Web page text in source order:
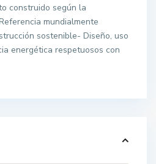
construido según la
mundialmente
sostenible- Diseño, uso
energética respetuosos con